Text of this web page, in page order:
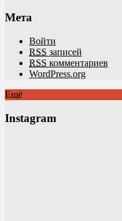
Мета
Войти
RSS записей
RSS комментариев
WordPress.org
Ещё
Instagram